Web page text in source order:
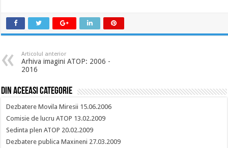
Articolul anterior
Arhiva imagini ATOP: 2006 -
2016
Din aceeasi categorie
Dezbatere Movila Miresii 15.06.2006
Comisie de lucru ATOP 13.02.2009
Sedinta plen ATOP 20.02.2009
Dezbatere publica Maxineni 27.03.2009